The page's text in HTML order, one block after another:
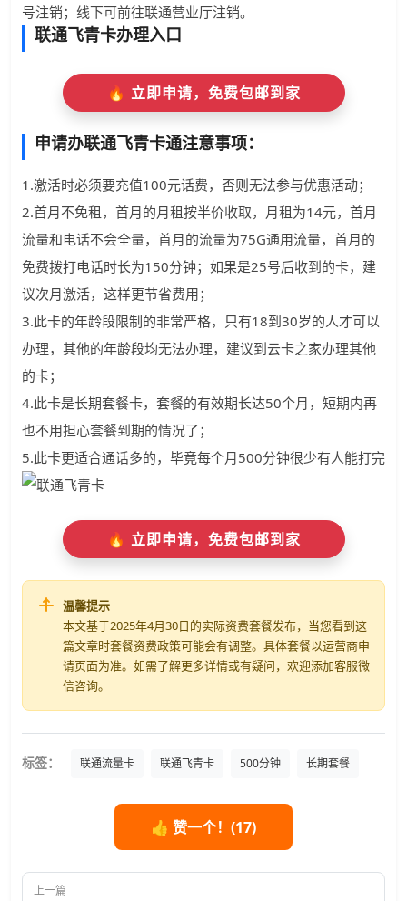
号注销；线下可前往联通营业厅注销。
联通飞青卡办理入口
🔥 立即申请，免费包邮到家
申请办联通飞青卡通注意事项：
1.激活时必须要充值100元话费，否则无法参与优惠活动；
2.首月不免租，首月的月租按半价收取，月租为14元，首月
流量和电话不会全量，首月的流量为75G通用流量，首月的
免费拨打电话时长为150分钟；如果是25号后收到的卡，建
议次月激活，这样更节省费用；
3.此卡的年龄段限制的非常严格，只有18到30岁的人才可以
办理，其他的年龄段均无法办理，建议到云卡之家办理其他
的卡；
4.此卡是长期套餐卡，套餐的有效期长达50个月，短期内再
也不用担心套餐到期的情况了；
5.此卡更适合通话多的，毕竟每个月500分钟很少有人能打完
🔥 立即申请，免费包邮到家
温馨提示
本文基于2025年4月30日的实际资费套餐发布，当您看到这
篇文章时套餐资费政策可能会有调整。具体套餐以运营商申
请页面为准。如需了解更多详情或有疑问，欢迎添加客服微
信咨询。
标签： 联通流量卡 联通飞青卡 500分钟 长期套餐
👍 赞一个！(17)
上一篇